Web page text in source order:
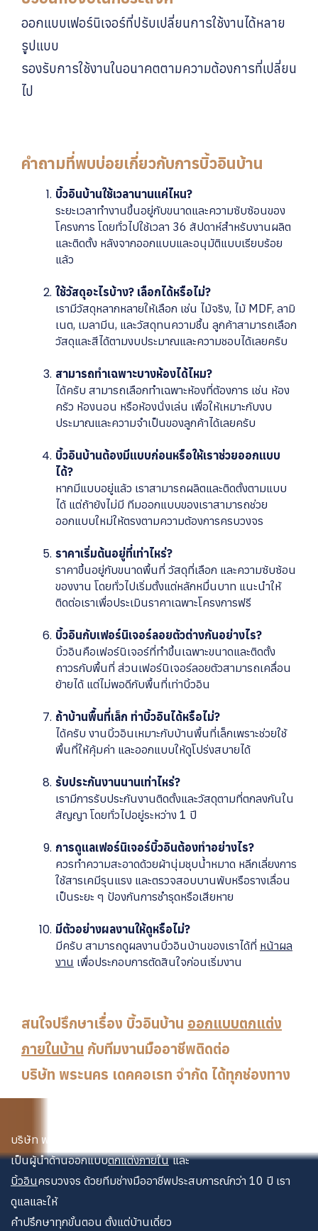
ออกแบบเฟอร์นิเจอร์ที่ปรับเปลี่ยนการใช้งานได้หลาย
รูปแบบ
รองรับการใช้งานในอนาคตตามความต้องการที่เปลี่ยน
ไป
คำถามที่พบบ่อยเกี่ยวกับการบิ้วอินบ้าน
บิ้วอินบ้านใช้เวลานานแค่ไหน?
ระยะเวลาทำงานขึ้นอยู่กับขนาดและความซับซ้อนของ
โครงการ โดยทั่วไปใช้เวลา 36 สัปดาห์สำหรับงานผลิต
และติดตั้ง หลังจากออกแบบและอนุมัติแบบเรียบร้อย
แล้ว
ใช้วัสดุอะไรบ้าง? เลือกได้หรือไม่?
เรามีวัสดุหลากหลายให้เลือก เช่น ไม้จริง, ไม้ MDF, ลามิ
เนต, เมลามีน, และวัสดุทนความชื้น ลูกค้าสามารถเลือก
วัสดุและสีได้ตามงบประมาณและความชอบได้เลยครับ
สามารถทำเฉพาะบางห้องได้ไหม?
ได้ครับ สามารถเลือกทำเฉพาะห้องที่ต้องการ เช่น ห้อง
ครัว ห้องนอน หรือห้องนั่งเล่น เพื่อให้เหมาะกับงบ
ประมาณและความจำเป็นของลูกค้าได้เลยครับ
บิ้วอินบ้านต้องมีแบบก่อนหรือให้เราช่วยออกแบบ
ได้?
หากมีแบบอยู่แล้ว เราสามารถผลิตและติดตั้งตามแบบ
ได้ แต่ถ้ายังไม่มี ทีมออกแบบของเราสามารถช่วย
ออกแบบใหม่ให้ตรงตามความต้องการครบวงจร
ราคาเริ่มต้นอยู่ที่เท่าไหร่?
ราคาขึ้นอยู่กับขนาดพื้นที่ วัสดุที่เลือก และความซับซ้อน
ของงาน โดยทั่วไปเริ่มตั้งแต่หลักหมื่นบาท แนะนำให้
ติดต่อเราเพื่อประเมินราคาเฉพาะโครงการฟรี
บิ้วอินกับเฟอร์นิเจอร์ลอยตัวต่างกันอย่างไร?
บิ้วอินคือเฟอร์นิเจอร์ที่ทำขึ้นเฉพาะขนาดและติดตั้ง
ถาวรกับพื้นที่ ส่วนเฟอร์นิเจอร์ลอยตัวสามารถเคลื่อน
ย้ายได้ แต่ไม่พอดีกับพื้นที่เท่าบิ้วอิน
ถ้าบ้านพื้นที่เล็ก ทำบิ้วอินได้หรือไม่?
ได้ครับ งานบิ้วอินเหมาะกับบ้านพื้นที่เล็กเพราะช่วยใช้
พื้นที่ให้คุ้มค่า และออกแบบให้ดูโปร่งสบายได้
รับประกันงานนานเท่าไหร่?
เรามีการรับประกันงานติดตั้งและวัสดุตามที่ตกลงกันใน
สัญญา โดยทั่วไปอยู่ระหว่าง 1 ปี
การดูแลเฟอร์นิเจอร์บิ้วอินต้องทำอย่างไร?
ควรทำความสะอาดด้วยผ้านุ่มชุบน้ำหมาด หลีกเลี่ยงการ
ใช้สารเคมีรุนแรง และตรวจสอบบานพับหรือรางเลื่อน
เป็นระยะ ๆ ป้องกันการชำรุดหรือเสียหาย
มีตัวอย่างผลงานให้ดูหรือไม่?
มีครับ สามารถดูผลงานบิ้วอินบ้านของเราได้ที่ หน้าผล
งาน เพื่อประกอบการตัดสินใจก่อนเริ่มงาน
สนใจปรึกษาเรื่อง บิ้วอินบ้าน ออกแบบตกแต่ง
ภายในบ้าน กับทีมงานมืออาชีพติดต่อ
บริษัท พระนคร เดคคอเรท จำกัด ได้ทุกช่องทาง
บริษัท พระนคร เดคคอเรท จำกัด
เป็นผู้นำด้านออกแบบตกแต่งภายใน และ
บิ้วอินครบวงจร ด้วยทีมช่างมืออาชีพประสบการณ์กว่า 10 ปี เรา
ดูแลและให้
คำปรึกษาทุกขั้นตอน ตั้งแต่บ้านเดี่ยว